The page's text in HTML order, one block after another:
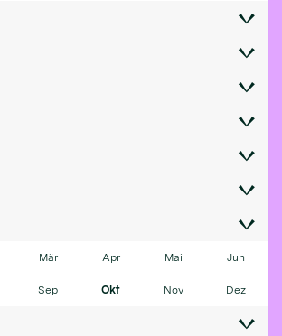
Mär Apr Mai Jun
Sep Okt Nov Dez